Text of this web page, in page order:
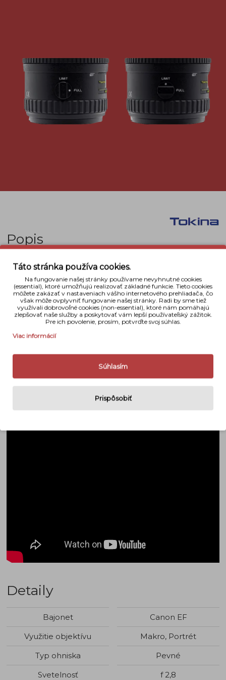
Popis
a portrétny objektív pre fotoaparáty Canon s
pomerom zobrazenia 1:1 pri vzdialenosti 30
cm.Objektív má novú povrchovú mnohovrstevnú
úpravu šošoviek a vyhovuje obrazovým
snímačom CCD alebo CMOSdigitálnych SLR
fotoaparátov. Optika poskytuje vynikajúcu ostrosť
pozadí a v popredí nádherne jemný bokeh.
Pogumovaný krúžok v zadnej časti objektívu slúži
na jednoduchú montáž a demontáž.
Detaily
Bajonet
Canon EF
Využitie objektívu
Makro, Portrét
Typ ohniska
Pevné
Svetelnosť
f 2,8
Táto stránka používa cookies.
Na fungovanie našej stránky používame nevyhnutné cookies
(essential), ktoré umožňujú realizovať základné funkcie. Tieto cookies
môžete zakázať v nastaveniach vášho internetového prehliadača, čo
však môže ovplyvniť fungovanie našej stránky. Radi by sme tiež
využívali dobrovoľné cookies (non-essential), ktoré nám pomáhajú
zlepšovať naše služby a poskytovať vám lepší používateľský zážitok.
Pre ich povolenie, prosím, potvrďte svoj súhlas.
Viac informácií
Súhlasím
Prispôsobiť